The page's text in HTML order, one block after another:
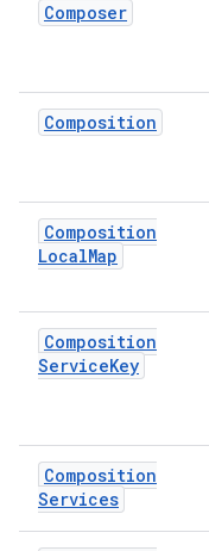
Composer
Composition
Composition
LocalMap
Composition
ServiceKey
Composition
Services